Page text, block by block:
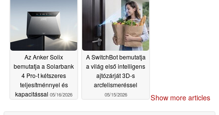
Az Anker Solix
bemutatja a Solarbank
4 Pro-t kétszeres
teljesítménnyel és
kapacitással 05/16/2026
A SwitchBot bemutatja
a világ első intelligens
ajtózárját 3D-s
arcfelismeréssel
05/15/2026 Show more articles